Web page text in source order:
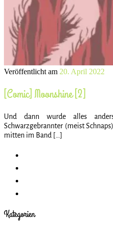
Veröffentlicht am 20. April 2022
[Comic] Moonshine [2]
Und dann wurde alles
Schwarzgebrannter (meist
mitten im Band […]
Kategorien